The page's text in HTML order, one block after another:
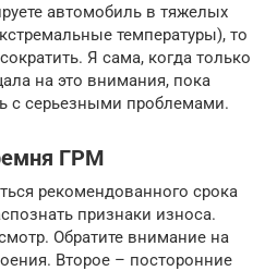
автомобиль в тяжелых
температуры), то
Я сама, когда только
на это внимания, пока
с серьезными проблемами.
ГРМ
рекомендованного срока
признаки износа.
Обратите внимание на
Второе – посторонние